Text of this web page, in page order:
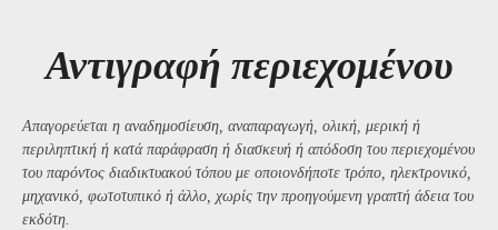
Αντιγραφή περιεχομένου
Απαγορεύεται η αναδημοσίευση, αναπαραγωγή, ολική, μερική ή
περιληπτική ή κατά παράφραση ή διασκευή ή απόδοση του περιεχομένου
του παρόντος διαδικτυακού τόπου με οποιονδήποτε τρόπο, ηλεκτρονικό,
μηχανικό, φωτοτυπικό ή άλλο, χωρίς την προηγούμενη γραπτή άδεια του
εκδότη.